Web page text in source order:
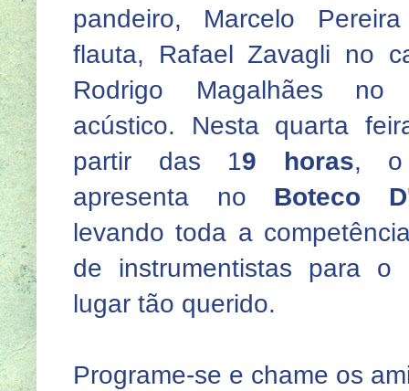
pandeiro, Marcelo
flauta, Rafael Zavagli no
Rodrigo Magalhães no
acústico. Nesta quarta
partir das 19 horas, o
apresenta no Boteco
levando toda a
de instrumentistas para o
lugar tão querido.
Programe-se e chame os